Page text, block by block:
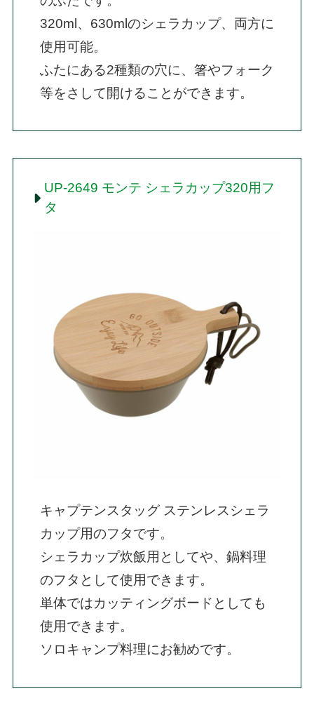
320ml、630mlのシェラカップ、両方に
使用可能。
ふたにある2種類の穴に、箸やフォーク
等をさして開けることができます。
UP-2649 モンテ シェラカップ320用フ
タ
キャプテンスタッグ ステンレスシェラ
カップ用のフタです。
シェラカップ炊飯用としてや、鍋料理
のフタとして使用できます。
単体ではカッティングボードとしても
使用できます。
ソロキャンプ料理にお勧めです。